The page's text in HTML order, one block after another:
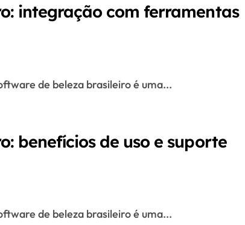
integração com ferramentas
de beleza brasileiro é uma...
benefícios de uso e suporte
de beleza brasileiro é uma...